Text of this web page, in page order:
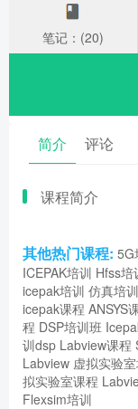
笔记：(20)
简介 评论
课程简介
其他热门课程: 5G
ICEPAK培训 Hfss培
icepak培训 仿真培训
icepak课程 ANSYS
程 DSP培训班
训dsp Labview课程
Labview 虚拟实验
拟实验室课程
Flexsim培训